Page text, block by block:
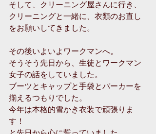
そして、クリーニング屋さんに行き、
クリーニングと一緒に、衣類のお直し
をお願いしてきました。
その後いよいよワークマンへ。
そうそう先日から、生徒とワークマン
女子の話をしていました。
ブーツとキャップと手袋とパーカーを
揃えるつもりでした。
今年は本格的雪かき衣装で頑張りま
す！